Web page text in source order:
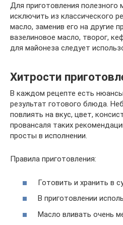
Для приготовления полезного
исключить из классического
масло, заменив его на другие
вазелиновое масло, творог,
для майонеза следует
Хитрости
В каждом рецепте есть
результат готового блюда.
повлиять на вкус, цвет,
провансаля таких
просты в исполнении.
Правила приготовления:
Готовить и хранить в
В приготовлении
Масло вливать очень